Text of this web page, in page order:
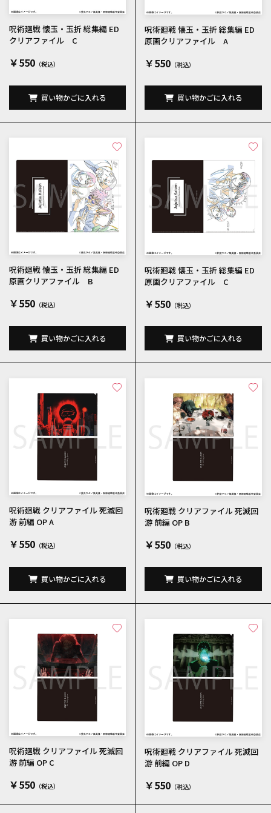
呪術廻戦 懐玉・玉折 総集編 ED
クリアファイル C
￥550
買い物かごに入れる
呪術廻戦 懐玉・玉折 総集編 ED
原画クリアファイル A
￥550
買い物かごに入れる
呪術廻戦 懐玉・玉折 総集編 ED
原画クリアファイル B
￥550
買い物かごに入れる
呪術廻戦 懐玉・玉折 総集編 ED
原画クリアファイル C
￥550
買い物かごに入れる
呪術廻戦 クリアファイル 死滅回
游 前編 OP A
￥550
買い物かごに入れる
呪術廻戦 クリアファイル 死滅回
游 前編 OP B
￥550
買い物かごに入れる
呪術廻戦 クリアファイル 死滅回
游 前編 OP C
￥550
呪術廻戦 クリアファイル 死滅回
游 前編 OP D
￥550